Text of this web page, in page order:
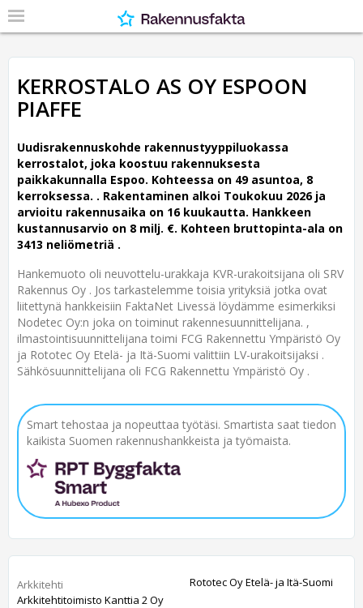
KERROSTALO AS OY ESPOON
PIAFFE
Uudisrakennuskohde rakennustyyppiluokassa
kerrostalot, joka koostuu rakennuksesta
paikkakunnalla Espoo. Kohteessa on 49 asuntoa, 8
kerroksessa. . Rakentaminen alkoi Toukokuu 2026 ja
arvioitu rakennusaika on 16 kuukautta. Hankkeen
kustannusarvio on 8 milj. €. Kohteen bruttopinta-ala on
3413 neliömetriä .
Hankemuoto oli neuvottelu-urakkaja KVR-urakoitsijana oli SRV
Rakennus Oy . Jos tarkastelemme toisia yrityksiä jotka ovat
liitettynä hankkeisiin FaktaNet Livessä löydämme esimerkiksi
Nodetec Oy:n joka on toiminut rakennesuunnittelijana. ,
ilmastointisuunnittelijana toimi FCG Rakennettu Ympäristö Oy
ja Rototec Oy Etelä- ja Itä-Suomi valittiin LV-urakoitsijaksi .
Sähkösuunnittelijana oli FCG Rakennettu Ympäristö Oy .
Smart tehostaa ja nopeuttaa työtäsi. Smartista saat tiedon
kaikista Suomen rakennushankkeista ja työmaista.
Arkkitehti
Arkkitehtitoimisto Kanttia 2 Oy
Rototec Oy Etelä- ja Itä-Suomi